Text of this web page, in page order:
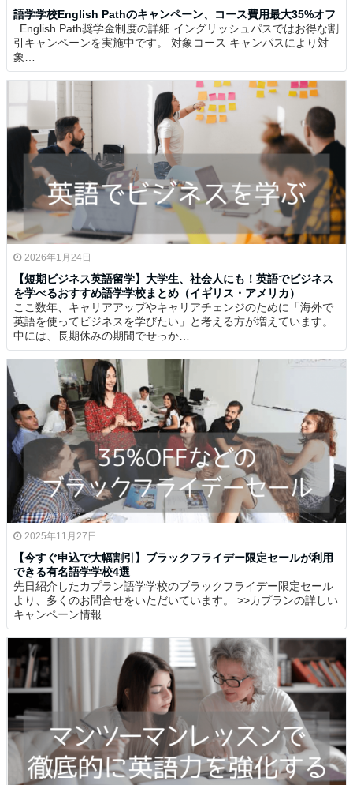
語学学校English Pathのキャンペーン、コース費用最大35%オフ
English Path奨学金制度の詳細 イングリッシュパスではお得な割
引キャンペーンを実施中です。 対象コース キャンパスにより対
象…
2026年1月24日
【短期ビジネス英語留学】大学生、社会人にも！英語でビジネス
を学べるおすすめ語学学校まとめ（イギリス・アメリカ）
ここ数年、キャリアアップやキャリアチェンジのために「海外で
英語を使ってビジネスを学びたい」と考える方が増えています。
中には、長期休みの期間でせっか…
2025年11月27日
【今すぐ申込で大幅割引】ブラックフライデー限定セールが利用
できる有名語学学校4選
先日紹介したカプラン語学学校のブラックフライデー限定セール
より、多くのお問合せをいただいています。 >>カプランの詳しい
キャンペーン情報…